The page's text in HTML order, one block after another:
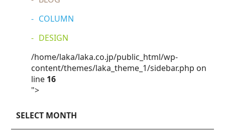
COLUMN
DESIGN
/home/laka/laka.co.jp/public_html/wp-
content/themes/laka_theme_1/sidebar.php on
line 16
">
SELECT MONTH